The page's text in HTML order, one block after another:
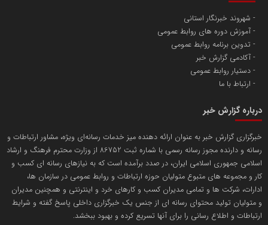
شهروند خبرنگار استانی
آموزش دوره های روابط عمومی
تدوین برنامه روابط عمومی
آکادمی گزارش خبر
دستیار روابط عمومی
ارتباط با ما
درباره گزارش خبر
خبرگزاری گزارش خبر به عنوان ارائه دهنده میز خدمات رسانه‌ای ویژه، مشاور ارتباطات و
رسانه و دارنده مجوز رسانه رسمی با شماره ثبت 86752 از وزارت محترم فرهنگ و ارشاد
اسلامی جمهوری اسلامی ایران، در صدد برآمده است که به نیازهای رسانه ای کسب و
کار و مجموعه های متبوع متولیان حوزه ارتباطات و روابط عمومی در سازمان ها،
ادارات، شرکت ها و تمامی مدیران کسب و کارهای خرد و اینترنتی و همچنین مدیران
و متولیان تولید محتوای رسانه ای از جنس یک خبرگزاری داخلی پاسخ گفته و شرایط
ارتباطات و اطلاع رسانی را برای آنها تسریع کرده و بهبود ببخشد.